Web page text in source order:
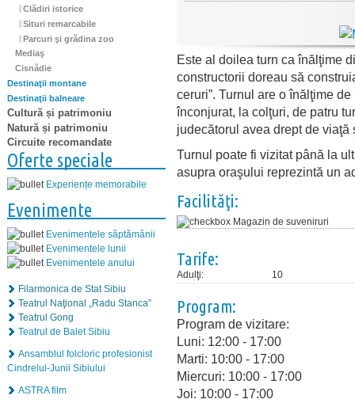
Clădiri istorice
Situri remarcabile
Parcuri şi grădina zoo
Mediaş
Cisnădie
Destinaţii montane
Destinaţii balneare
Cultură și patrimoniu
Natură și patrimoniu
Circuite recomandate
Oferte speciale
Experiențe memorabile
Evenimente
Evenimentele săptămânii
Evenimentele lunii
Evenimentele anului
Filarmonica de Stat Sibiu
Teatrul Naţional „Radu Stanca”
Teatrul Gong
Teatrul de Balet Sibiu
Ansamblul folcloric profesionist
Cindrelul-Junii Sibiului
ASTRA film
Este al doilea turn ca înălţime
constructorii doreau să
ceruri”. Turnul are o înălţime
înconjurat, la colţuri, de patru
judecătorul avea drept de
Turnul poate fi vizitat până la
asupra oraşului reprezintă un
Facilităţi:
Magazin de suveniruri
Tarife:
Adulţi: 10
Program:
Program de vizitare:
Luni: 12:00 - 17:00
Marti: 10:00 - 17:00
Miercuri: 10:00 - 17:00
Joi: 10:00 - 17:00